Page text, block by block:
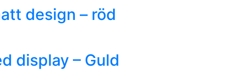
design – röd
display – Guld